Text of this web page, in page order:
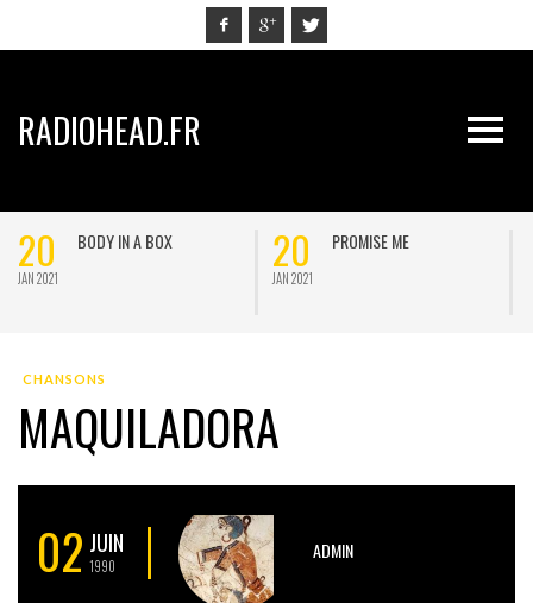
RADIOHEAD.FR
20
JAN 2021
BODY IN A BOX 20
JAN 2021
PROMISE ME
CHANSONS
MAQUILADORA
02 JUIN
1990
ADMIN